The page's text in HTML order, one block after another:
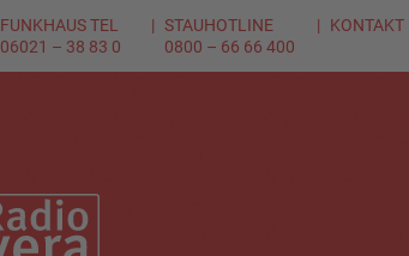
FUNKHAUS TEL
06021 – 38 83 0
STAUHOTLINE
0800 – 66 66 400
KONTAKT